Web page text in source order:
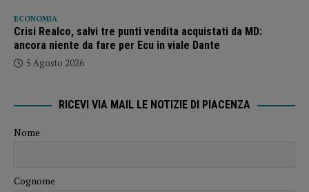
ECONOMIA
Crisi Realco, salvi tre punti vendita acquistati da MD:
ancora niente da fare per Ecu in viale Dante
5 Agosto 2026
RICEVI VIA MAIL LE NOTIZIE DI PIACENZA
Nome
Cognome